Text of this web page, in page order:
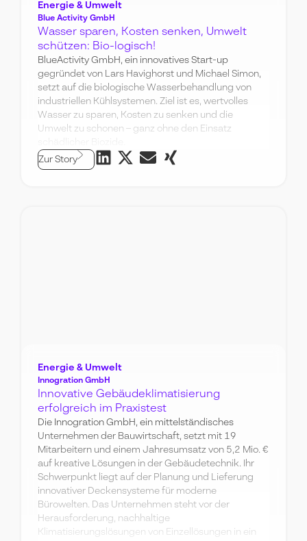
Energie & Umwelt
Blue Activity GmbH
Wasser sparen, Kosten senken, Umwelt
schützen: Bio-logisch!
BlueActivity GmbH, ein innovatives Start-up
gegründet von Lars Havighorst und Michael Simon,
setzt auf die biologische Wasserbehandlung von
industriellen Kühlsystemen. Ziel ist es, wertvolles
Wasser zu sparen, Kosten zu senken und die
Umwelt zu schonen – ganz ohne den Einsatz
Zur Story
Energie & Umwelt
Innogration GmbH
Innovative Gebäudeklimatisierung
erfolgreich im Praxistest
Die Innogration GmbH, ein mittelständisches
Unternehmen der Bauwirtschaft, setzt mit 19
Mitarbeitern und einem Jahresumsatz von 5,2 Mio. €
auf kreative Lösungen in der Gebäudetechnik. Ihr
Schwerpunkt liegt auf der Planung und Lieferung
innovativer Deckensysteme für moderne
Bürowelten. Das Unternehmen steht vor der
Herausforderung, nachhaltige
Klimatisierungslösungen von Einzellösungen in ein